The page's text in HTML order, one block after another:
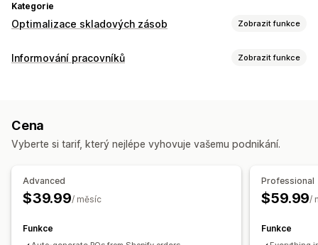
Kategorie
Optimalizace skladových zásob Zobrazit funkce
Správa skladových zásob
Převod zásob
Expedice
Hromadné zpracování
Automatické zpracování
Nákupní objednávky
Notifikace o doplnění skladových zásob
Informování pracovníků Zobrazit funkce
Nákupní objednávky
Notifikace pro dodavatele
Notifikace dodavatelů
Pravidla notifikací
E-mailové šablony
Cena
Vyberte si tarif, který nejlépe vyhovuje vašemu podnikání.
Advanced
$39.99/ měsíc
Funkce
Professional
$59.99/
Funkce